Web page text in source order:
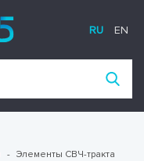
RU EN
Элементы СВЧ-тракта